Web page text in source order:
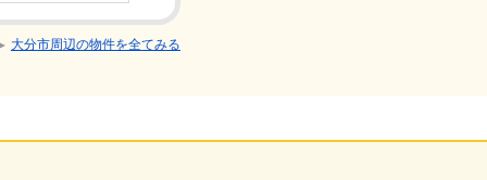
大分市周辺の物件を全てみる